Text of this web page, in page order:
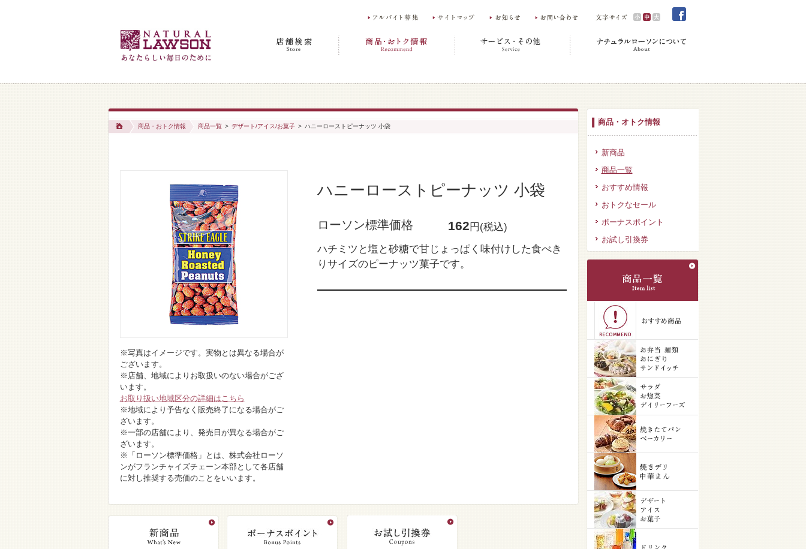
商品・おトク情報 商品一覧 > デザート/アイス/お菓子 > ハニーローストピーナッツ 小袋
ハニーローストピーナッツ 小袋
ローソン標準価格 162 円(税込)
ハチミツと塩と砂糖で甘じょっぱく味付けした食べき
りサイズのピーナッツ菓子です。
※写真はイメージです。実物とは異なる場合が
ございます。
※店舗、地域によりお取扱いのない場合がござ
います。
お取り扱い地域区分の詳細はこちら
※地域により予告なく販売終了になる場合がご
ざいます。
※一部の店舗により、発売日が異なる場合がご
ざいます。
※「ローソン標準価格」とは、株式会社ローソ
ンがフランチャイズチェーン本部として各店舗
に対し推奨する売価のことをいいます。
商品・オトク情報
新商品
商品一覧
おすすめ情報
おトクなセール
ボーナスポイント
お試し引換券